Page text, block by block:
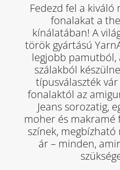
Fedezd fel a
fonalakat a
kínálatában! A
török gyártású
legjobb
szálakból
típusválaszték
fonalaktól az
Jeans sorozatig,
moher és makramé
színek,
ár – minden,